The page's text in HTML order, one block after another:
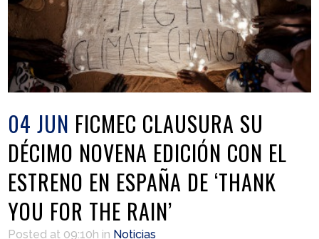
04 JUN FICMEC CLAUSURA SU
DÉCIMO NOVENA EDICIÓN CON EL
ESTRENO EN ESPAÑA DE ‘THANK
YOU FOR THE RAIN’
Posted at 09:10h in Noticias